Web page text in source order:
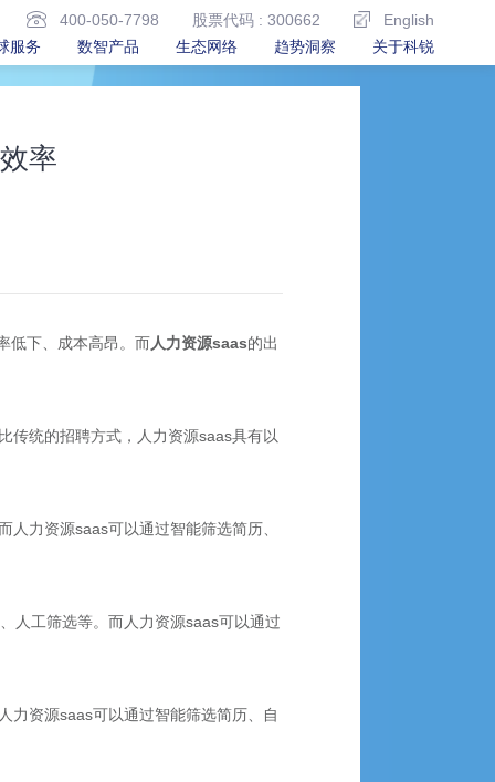
400-050-7798 股票代码 : 300662
English
服务
数智产品 生态网络 趋势洞察 关于科锐
率
低下、成本高昂。而人力资源saas的出
传统的招聘方式，人力资源saas具有以
力资源saas可以通过智能筛选简历、
人工筛选等。而人力资源saas可以通过
力资源saas可以通过智能筛选简历、自